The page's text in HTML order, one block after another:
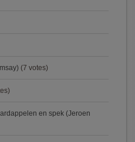
(7 votes)
en spek (Jeroen